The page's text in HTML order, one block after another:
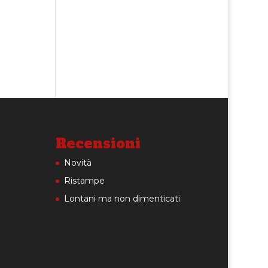
Recensioni
Novità
Ristampe
Lontani ma non dimenticati